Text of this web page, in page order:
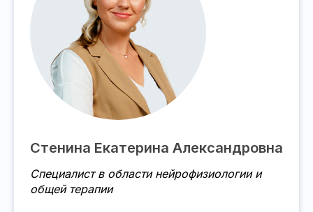
Стенина Екатерина Александровна
Специалист в области нейрофизиологии и
общей терапии